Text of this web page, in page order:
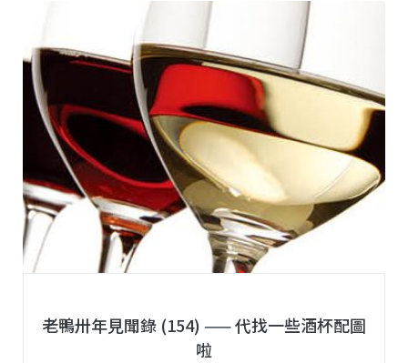
老鴨卅年見聞錄 (154) —— 代找一些酒杯配圖
啦